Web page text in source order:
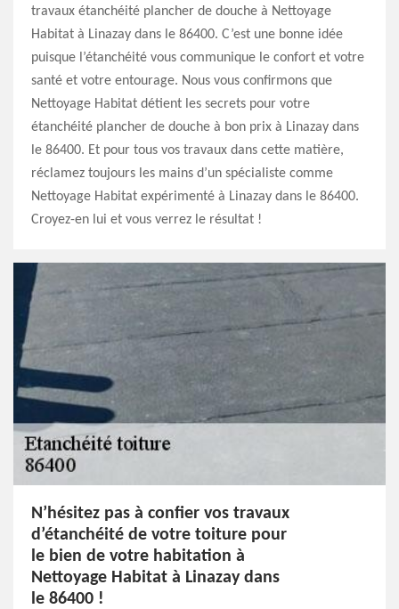
travaux étanchéité plancher de douche à Nettoyage
Habitat à Linazay dans le 86400. C’est une bonne idée
puisque l’étanchéité vous communique le confort et votre
santé et votre entourage. Nous vous confirmons que
Nettoyage Habitat détient les secrets pour votre
étanchéité plancher de douche à bon prix à Linazay dans
le 86400. Et pour tous vos travaux dans cette matière,
réclamez toujours les mains d’un spécialiste comme
Nettoyage Habitat expérimenté à Linazay dans le 86400.
Croyez-en lui et vous verrez le résultat !
N’hésitez pas à confier vos travaux
d’étanchéité de votre toiture pour
le bien de votre habitation à
Nettoyage Habitat à Linazay dans
le 86400 !